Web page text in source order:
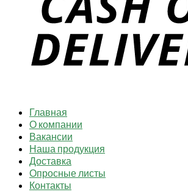
Главная
О компании
Вакансии
Наша продукция
Доставка
Опросные листы
Контакты